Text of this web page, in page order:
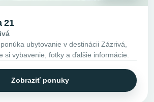
21
ubytovanie v destinácii Zázrivá,
si vybavenie, fotky a ďalšie informácie.
Zobraziť ponuky